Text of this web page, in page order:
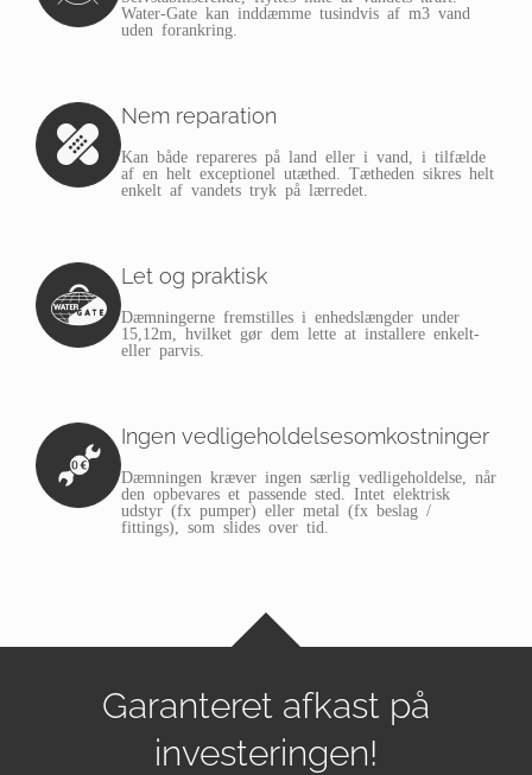
Water-Gate kan inddæmme tusindvis af m3 vand
uden forankring.
Nem reparation
Kan både repareres på land eller i vand, i tilfælde
af en helt exceptionel utæthed. Tætheden sikres helt
enkelt af vandets tryk på lærredet.
Let og praktisk
Dæmningerne fremstilles i enhedslængder under
15,12m, hvilket gør dem lette at installere enkelt-
eller parvis.
Ingen vedligeholdelsesomkostninger
Dæmningen kræver ingen særlig vedligeholdelse, når
den opbevares et passende sted. Intet elektrisk
udstyr (fx pumper) eller metal (fx beslag /
fittings), som slides over tid.
Garanteret afkast på
investeringen!